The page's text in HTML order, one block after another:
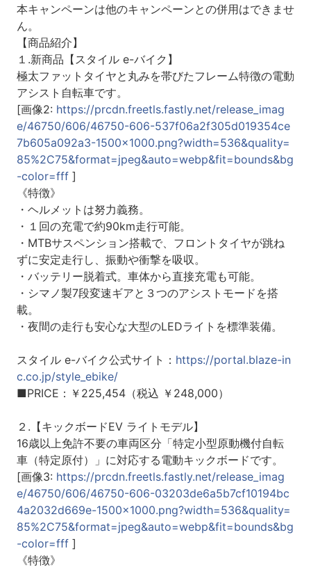
本キャンペーンは他のキャンペーンとの併用はできませ
ん。
【商品紹介】
１.新商品【スタイル e-バイク】
極太ファットタイヤと丸みを帯びたフレーム特徴の電動
アシスト自転車です。
[画像2: https://prcdn.freetls.fastly.net/release_imag
e/46750/606/46750-606-537f06a2f305d019354ce
7b605a092a3-1500x1000.png?width=536&quality=
85%2C75&format=jpeg&auto=webp&fit=bounds&bg
-color=fff]
《特徴》
・ヘルメットは努力義務。
・１回の充電で約90km走行可能。
・MTBサスペンション搭載で、フロントタイヤが跳ね
ずに安定走行し、振動や衝撃を吸収。
・バッテリー脱着式。車体から直接充電も可能。
・シマノ製7段変速ギアと３つのアシストモードを搭
載。
・夜間の走行も安心な大型のLEDライトを標準装備。
スタイル e-バイク公式サイト： https://portal.blaze-in
c.co.jp/style_ebike/
■PRICE：￥225,454（税込 ￥248,000）
２.【キックボードEV ライトモデル】
16歳以上免許不要の車両区分「特定小型原動機付自転
車（特定原付）」に対応する電動キックボードです。
[画像3: https://prcdn.freetls.fastly.net/release_imag
e/46750/606/46750-606-03203de6a5b7cf10194bc
4a2032d669e-1500x1000.png?width=536&quality=
85%2C75&format=jpeg&auto=webp&fit=bounds&bg
-color=fff]
《特徴》